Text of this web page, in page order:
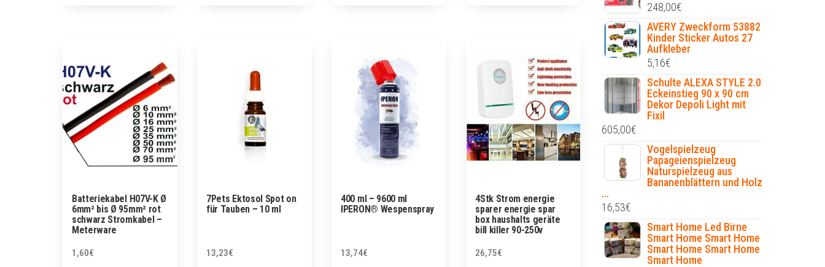
Batteriekabel H07V-K Ø
6mm² bis Ø 95mm² rot
schwarz Stromkabel –
Meterware
1,60€
7Pets Ektosol Spot on
für Tauben – 10 ml
13,23€
400 ml – 9600 ml
IPERON® Wespenspray
13,74€
4Stk Strom energie
sparer energie spar
box haushalts geräte
bill killer 90-250v
26,75€
248,00€
AVERY Zweckform 53882
Kinder Sticker Autos 27
Aufkleber
5,16€
Schulte ALEXA STYLE 2.0
Eckeinstieg 90 x 90 cm
Dekor Depoli Light mit
Fixil
605,00€
Vogelspielzeug
Papageienspielzeug
Naturspielzeug aus
Bananenblättern und Holz
...
16,53€
Smart Home Led Birne
Smart Home Smart Home
Smart Home Smart Home
Smart Home